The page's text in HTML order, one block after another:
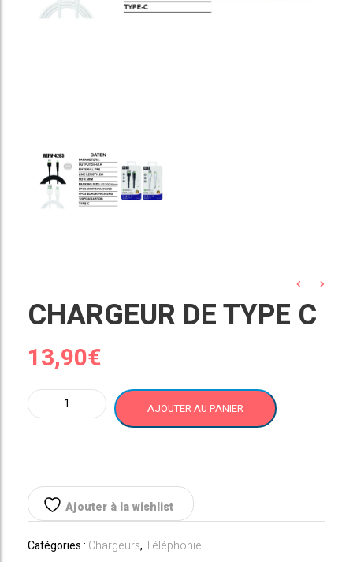
CHARGEUR DE TYPE C
13,90€
quantité
de
DE
AJOUTER AU PANIER
Ajouter à la wishlist
Catégories : Chargeurs,Téléphonie